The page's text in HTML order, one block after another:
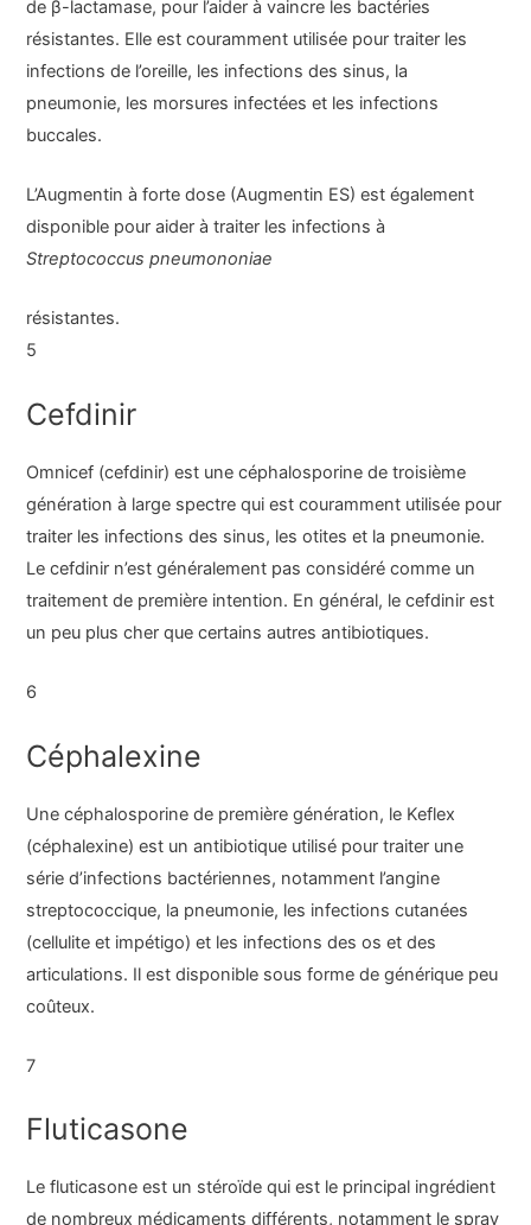
de β-lactamase, pour l’aider à vaincre les bactéries
résistantes. Elle est couramment utilisée pour traiter les
infections de l’oreille, les infections des sinus, la
pneumonie, les morsures infectées et les infections
buccales.
L’Augmentin à forte dose (Augmentin ES) est également
disponible pour aider à traiter les infections à
Streptococcus pneumononiae
résistantes.
5
Cefdinir
Omnicef (cefdinir) est une céphalosporine de troisième
génération à large spectre qui est couramment utilisée pour
traiter les infections des sinus, les otites et la pneumonie.
Le cefdinir n’est généralement pas considéré comme un
traitement de première intention. En général, le cefdinir est
un peu plus cher que certains autres antibiotiques.
6
Céphalexine
Une céphalosporine de première génération, le Keflex
(céphalexine) est un antibiotique utilisé pour traiter une
série d’infections bactériennes, notamment l’angine
streptococcique, la pneumonie, les infections cutanées
(cellulite et impétigo) et les infections des os et des
articulations. Il est disponible sous forme de générique peu
coûteux.
7
Fluticasone
Le fluticasone est un stéroïde qui est le principal ingrédient
de nombreux médicaments différents, notamment le spray